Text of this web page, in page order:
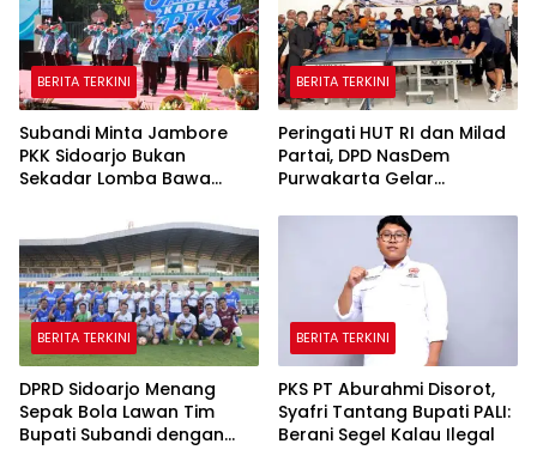
BERITA TERKINI
Subandi Minta Jambore
PKK Sidoarjo Bukan
Sekadar Lomba Bawa
untuk Warga
BERITA TERKINI
Peringati HUT RI dan Milad
Partai, DPD NasDem
Purwakarta Gelar
hingga Baksos Gratis
BERITA TERKINI
DPRD Sidoarjo Menang
Sepak Bola Lawan Tim
Bupati Subandi dengan
BERITA TERKINI
PKS PT Aburahmi Disorot,
Syafri Tantang Bupati PALI:
Berani Segel Kalau Ilegal